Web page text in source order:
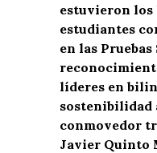
estuvieron los
estudiantes
en las Pruebas
líderes en
sostenibilidad
conmovedor
Javier Quinto